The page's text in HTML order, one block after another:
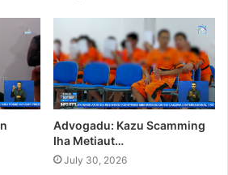
Advogadu: Kazu Scamming
Iha Metiaut…
July 30, 2026